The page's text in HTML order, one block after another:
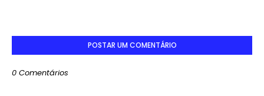
POSTAR UM COMENTÁRIO
0 Comentários